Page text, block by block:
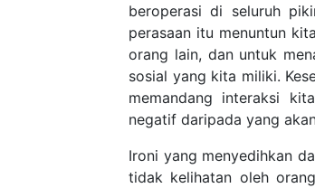
beroperasi di seluruh
perasaan itu menuntun
orang lain, dan untuk
sosial yang kita miliki.
memandang interaksi
negatif daripada yang
Ironi yang menyedihkan
tidak kelihatan oleh